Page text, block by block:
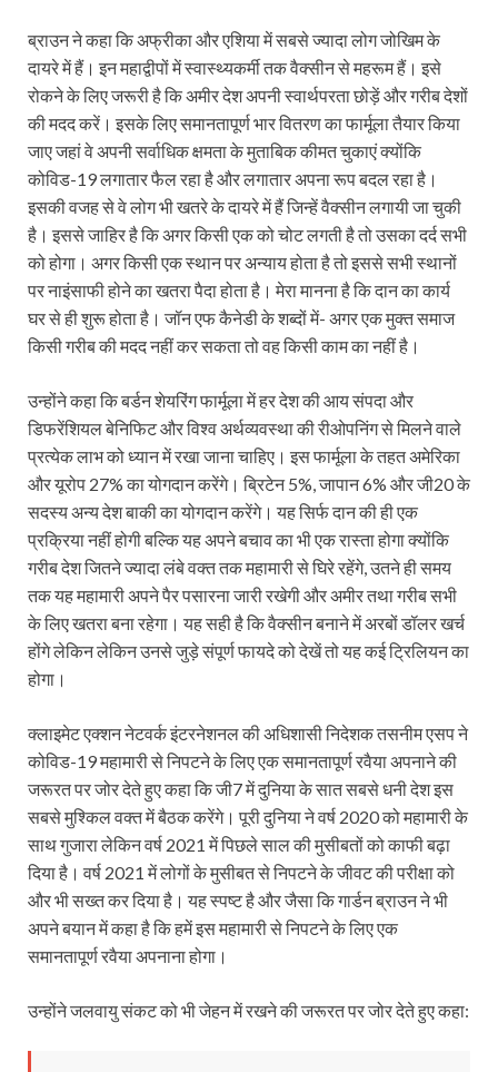
ब्राउन ने कहा कि अफ्रीका और एशिया में सबसे ज्यादा लोग जोखिम के
दायरे में हैं। इन महाद्वीपों में स्वास्थ्यकर्मी तक वैक्‍सीन से महरूम हैं। इसे
रोकने के लिए जरूरी है कि अमीर देश अपनी स्वार्थपरता छोड़ें और गरीब देशों
की मदद करें। इसके लिए समानतापूर्ण भार वितरण का फार्मूला तैयार किया
जाए जहां वे अपनी सर्वाधिक क्षमता के मुताबिक कीमत चुकाएं क्योंकि
कोविड-19 लगातार फैल रहा है और लगातार अपना रूप बदल रहा है।
इसकी वजह से वे लोग भी खतरे के दायरे में हैं जिन्हें वैक्सीन लगायी जा चुकी
है। इससे जाहिर है कि अगर किसी एक को चोट लगती है तो उसका दर्द सभी
को होगा। अगर किसी एक स्थान पर अन्याय होता है तो इससे सभी स्थानों
पर नाइंसाफी होने का खतरा पैदा होता है। मेरा मानना है कि दान का कार्य
घर से ही शुरू होता है। जॉन एफ कैनेडी के शब्दों में- अगर एक मुक्त समाज
किसी गरीब की मदद नहीं कर सकता तो वह किसी काम का नहीं है।
उन्‍होंने कहा कि बर्डन शेयरिंग फार्मूला में हर देश की आय संपदा और
डिफरेंशियल बेनिफिट और विश्व अर्थव्यवस्था की रीओपनिंग से मिलने वाले
प्रत्येक लाभ को ध्यान में रखा जाना चाहिए। इस फार्मूला के तहत अमेरिका
और यूरोप 27% का योगदान करेंगे। ब्रिटेन 5%, जापान 6% और जी20 के
सदस्य अन्य देश बाकी का योगदान करेंगे। यह सिर्फ दान की ही एक
प्रक्रिया नहीं होगी बल्कि यह अपने बचाव का भी एक रास्ता होगा क्योंकि
गरीब देश जितने ज्यादा लंबे वक्त तक महामारी से घिरे रहेंगे, उतने ही समय
तक यह महामारी अपने पैर पसारना जारी रखेगी और अमीर तथा गरीब सभी
के लिए खतरा बना रहेगा। यह सही है कि वैक्सीन बनाने में अरबों डॉलर खर्च
होंगे लेकिन लेकिन उनसे जुड़े संपूर्ण फायदे को देखें तो यह कई ट्रिलियन का
होगा।
क्‍लाइमेट एक्‍शन नेटवर्क इंटरनेशनल की अधिशासी निदेशक तसनीम एसप ने
कोविड-19 महामारी से निपटने के लिए एक समानतापूर्ण रवैया अपनाने की
जरूरत पर जोर देते हुए कहा कि जी7 में दुनिया के सात सबसे धनी देश इस
सबसे मुश्किल वक्त में बैठक करेंगे। पूरी दुनिया ने वर्ष 2020 को महामारी के
साथ गुजारा लेकिन वर्ष 2021 में पिछले साल की मुसीबतों को काफी बढ़ा
दिया है। वर्ष 2021 में लोगों के मुसीबत से निपटने के जीवट की परीक्षा को
और भी सख्त कर दिया है। यह स्पष्ट है और जैसा कि गार्डन ब्राउन ने भी
अपने बयान में कहा है कि हमें इस महामारी से निपटने के लिए एक
समानतापूर्ण रवैया अपनाना होगा।
उन्‍होंने जलवायु संकट को भी जेहन में रखने की जरूरत पर जोर देते हुए कहा: